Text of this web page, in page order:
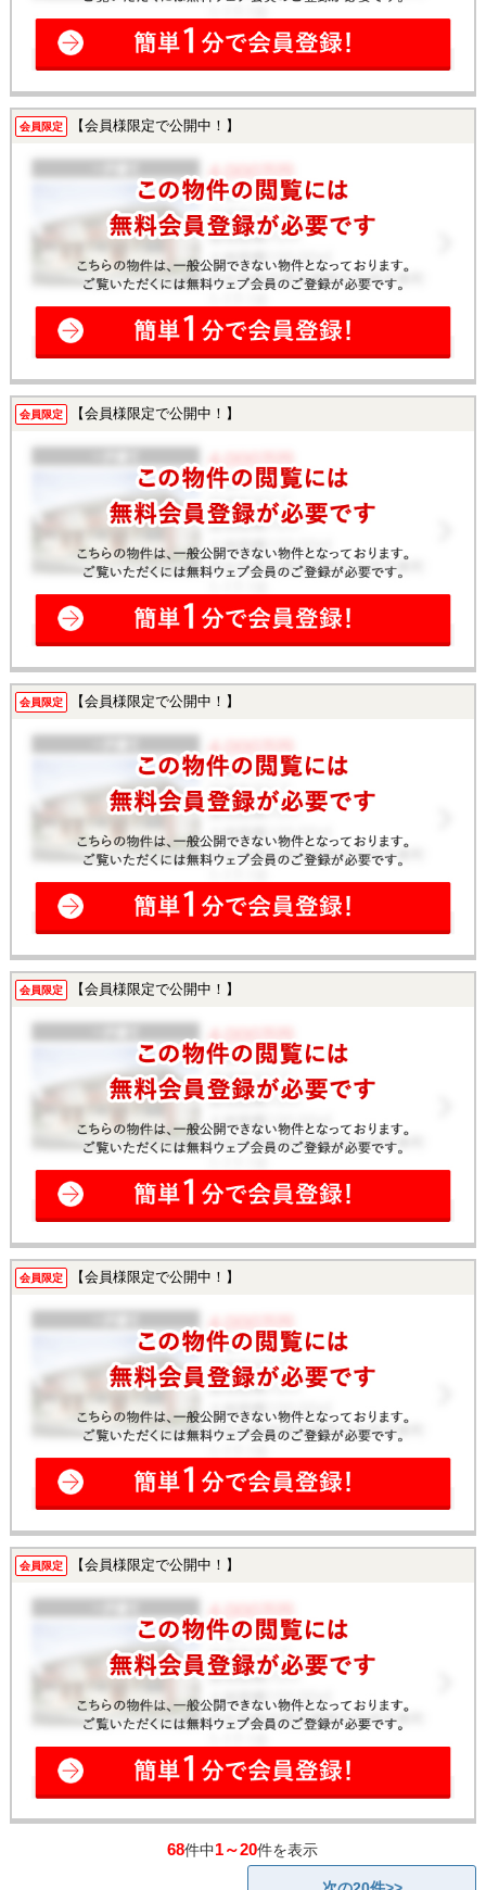
会員限定 【会員様限定で公開中！】
会員限定 【会員様限定で公開中！】
会員限定 【会員様限定で公開中！】
会員限定 【会員様限定で公開中！】
会員限定 【会員様限定で公開中！】
会員限定 【会員様限定で公開中！】
68件中1～20件を表示